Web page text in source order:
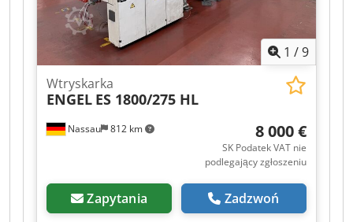
1 /9
Nassau 812 km
Wtryskarka
ENGEL ES 1800/275 HL
8 000 €
SK Podatek VAT nie
podlegający zgłoszeniu
Zapytania Zadzwoń